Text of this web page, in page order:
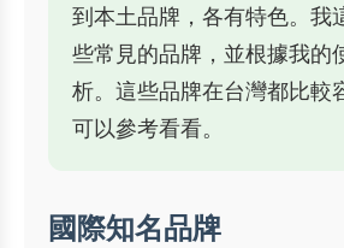
到本土品牌，各有特色。我
些常見的品牌，並根據我的
析。這些品牌在台灣都比較
可以參考看看。
國際知名品牌